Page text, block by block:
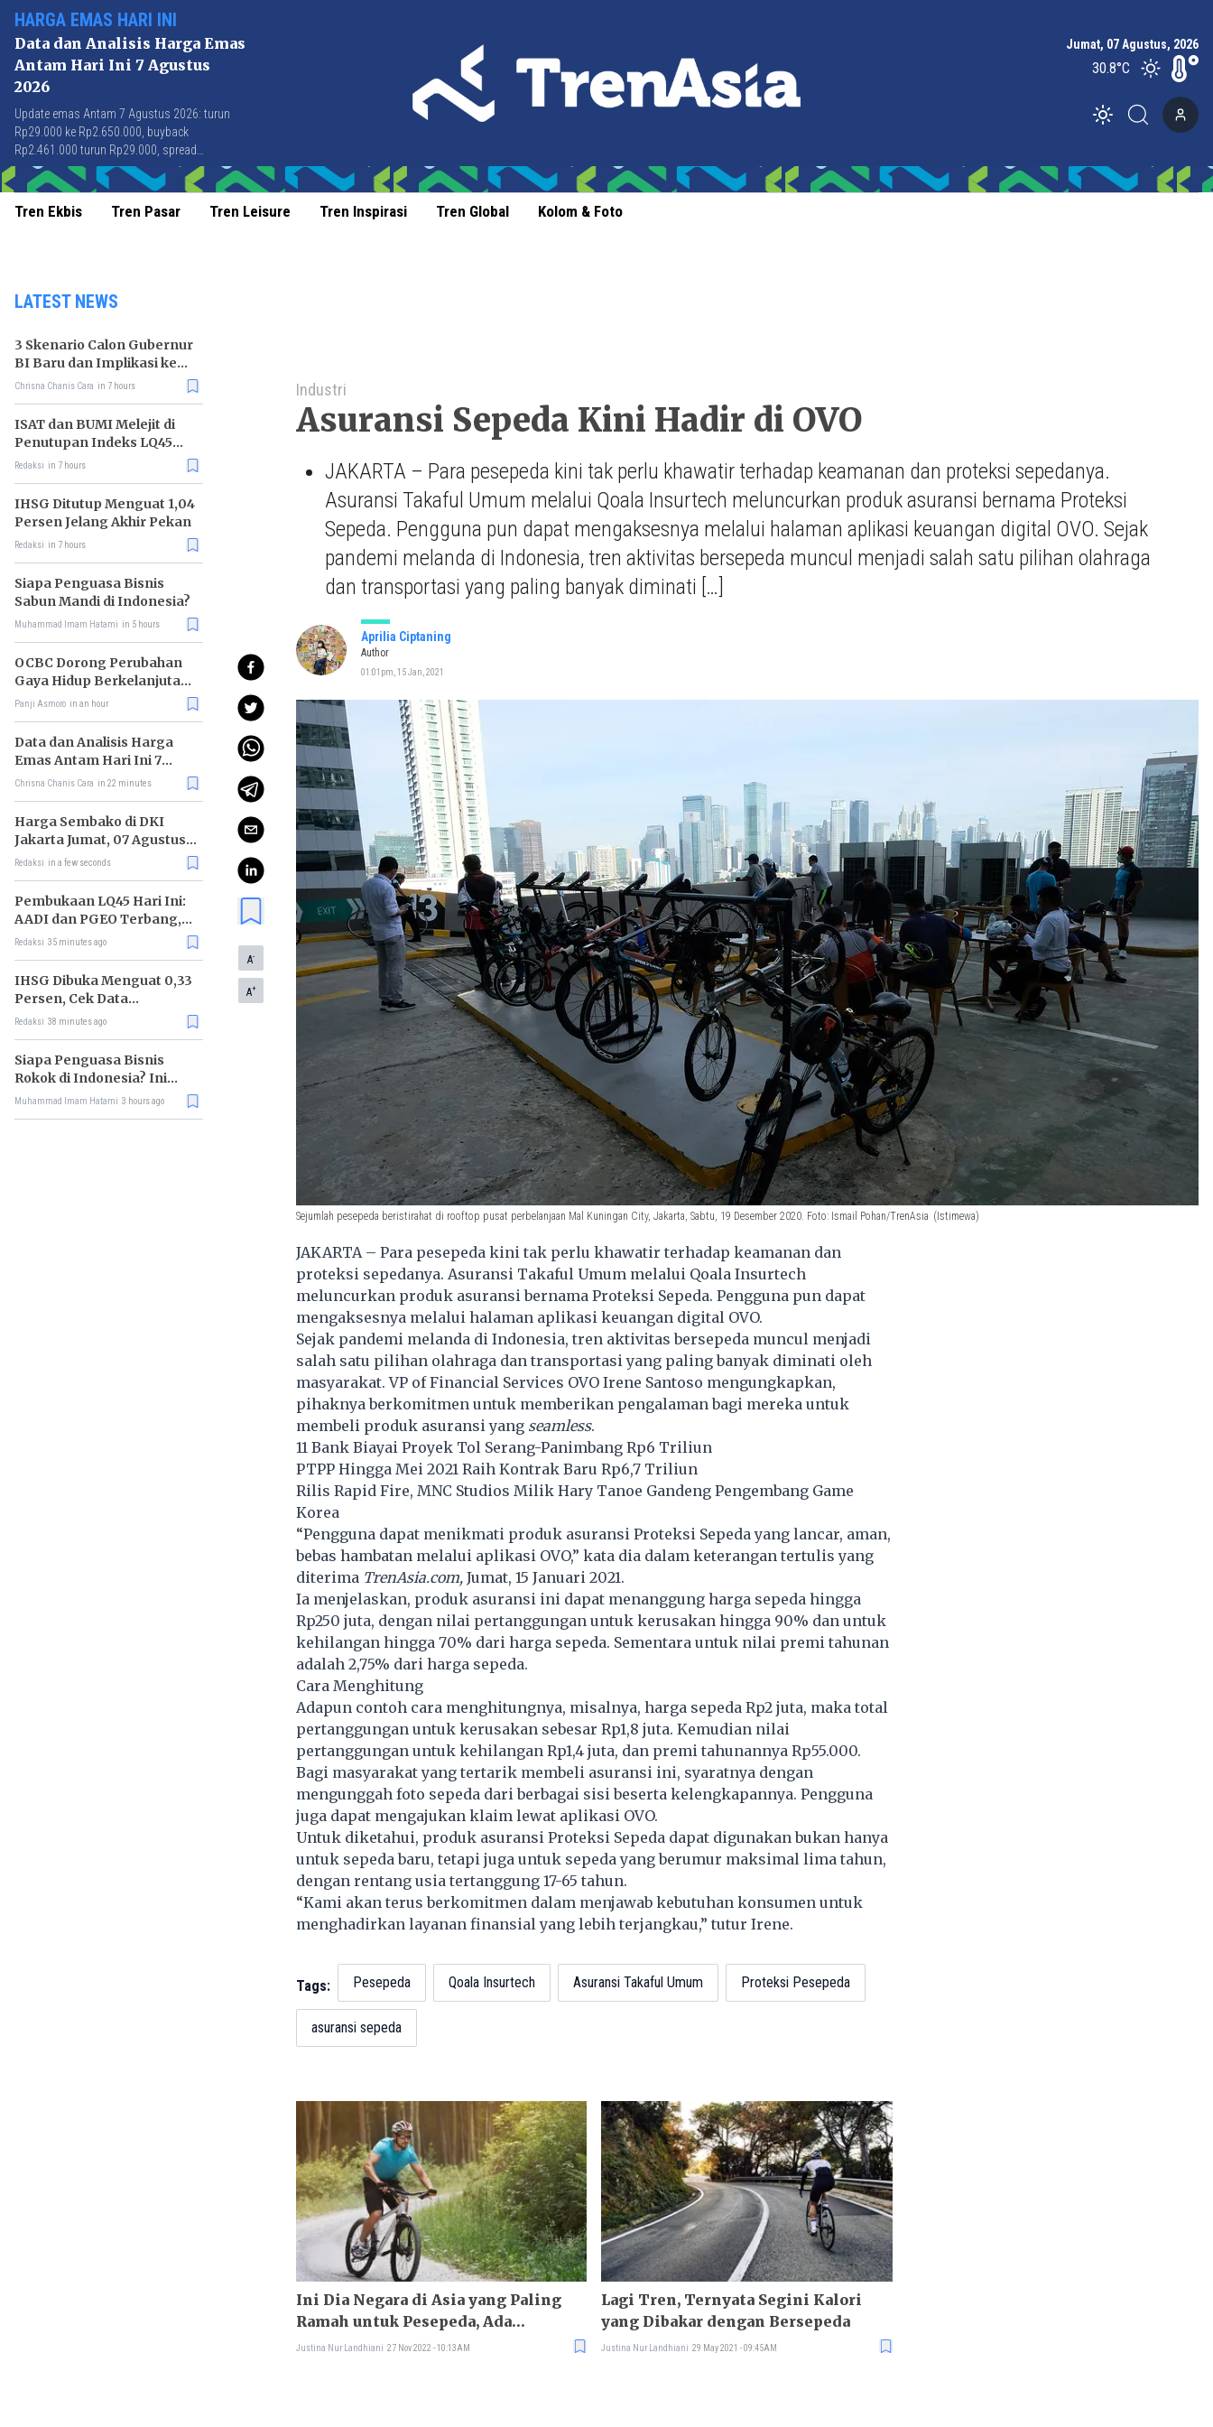
HARGA EMAS HARI INI
Data dan Analisis Harga Emas
Antam Hari Ini 7 Agustus
2026
Update emas Antam 7 Agustus 2026: turun
Rp29.000 ke Rp2.650.000, buyback
Rp2.461.000 turun Rp29.000, spread
Rp189.000 stabil di level terbaik sejak April
2026.
Jumat, 07 Agustus, 2026
30.8°C
Toggle theme
Tren Ekbis Tren Pasar Tren Leisure Tren Inspirasi Tren Global Kolom & Foto
LATEST NEWS
3 Skenario Calon Gubernur
BI Baru dan Implikasi ke
Pasar
Chrisna Chanis Cara in 7 hours
ISAT dan BUMI Melejit di
Penutupan Indeks LQ45
Hari Ini
Redaksi in 7 hours
IHSG Ditutup Menguat 1,04
Persen Jelang Akhir Pekan
Redaksi in 7 hours
Siapa Penguasa Bisnis
Sabun Mandi di Indonesia?
Muhammad Imam Hatami in 5 hours
OCBC Dorong Perubahan
Gaya Hidup Berkelanjutan
melalui Program RISE
Panji Asmoro in an hour
Data dan Analisis Harga
Emas Antam Hari Ini 7
Agustus 2026
Chrisna Chanis Cara in 22 minutes
Harga Sembako di DKI
Jakarta Jumat, 07 Agustus
2026, Daging Sapi Naik, Gas
Redaksi in a few seconds
Pembukaan LQ45 Hari Ini:
AADI dan PGEO Terbang,
HRTA Tiarap
Redaksi 35 minutes ago
IHSG Dibuka Menguat 0,33
Persen, Cek Data
Lengkapnya
Redaksi 38 minutes ago
Siapa Penguasa Bisnis
Rokok di Indonesia? Ini
Daftar Raja Industri
Muhammad Imam Hatami 3 hours ago
A-
A+
Industri
Asuransi Sepeda Kini Hadir di OVO
JAKARTA – Para pesepeda kini tak perlu khawatir terhadap keamanan dan proteksi sepedanya.
Asuransi Takaful Umum melalui Qoala Insurtech meluncurkan produk asuransi bernama Proteksi
Sepeda. Pengguna pun dapat mengaksesnya melalui halaman aplikasi keuangan digital OVO. Sejak
pandemi melanda di Indonesia, tren aktivitas bersepeda muncul menjadi salah satu pilihan olahraga
dan transportasi yang paling banyak diminati […]
Aprilia Ciptaning
Author
01:01pm, 15 Jan, 2021
Sejumlah pesepeda beristirahat di rooftop pusat perbelanjaan Mal Kuningan City, Jakarta, Sabtu, 19 Desember 2020. Foto: Ismail Pohan/TrenAsia (Istimewa)
JAKARTA – Para pesepeda kini tak perlu khawatir terhadap keamanan dan
proteksi sepedanya. Asuransi Takaful Umum melalui Qoala Insurtech
meluncurkan produk asuransi bernama Proteksi Sepeda. Pengguna pun dapat
mengaksesnya melalui halaman aplikasi keuangan digital OVO.
Sejak pandemi melanda di Indonesia, tren aktivitas bersepeda muncul menjadi
salah satu pilihan olahraga dan transportasi yang paling banyak diminati oleh
masyarakat. VP of Financial Services OVO Irene Santoso mengungkapkan,
pihaknya berkomitmen untuk memberikan pengalaman bagi mereka untuk
membeli produk asuransi yang seamless.
11 Bank Biayai Proyek Tol Serang-Panimbang Rp6 Triliun
PTPP Hingga Mei 2021 Raih Kontrak Baru Rp6,7 Triliun
Rilis Rapid Fire, MNC Studios Milik Hary Tanoe Gandeng Pengembang Game
Korea
“Pengguna dapat menikmati produk asuransi Proteksi Sepeda yang lancar, aman,
bebas hambatan melalui aplikasi OVO,” kata dia dalam keterangan tertulis yang
diterima TrenAsia.com, Jumat, 15 Januari 2021.
Ia menjelaskan, produk asuransi ini dapat menanggung harga sepeda hingga
Rp250 juta, dengan nilai pertanggungan untuk kerusakan hingga 90% dan untuk
kehilangan hingga 70% dari harga sepeda. Sementara untuk nilai premi tahunan
adalah 2,75% dari harga sepeda.
Cara Menghitung
Adapun contoh cara menghitungnya, misalnya, harga sepeda Rp2 juta, maka total
pertanggungan untuk kerusakan sebesar Rp1,8 juta. Kemudian nilai
pertanggungan untuk kehilangan Rp1,4 juta, dan premi tahunannya Rp55.000.
Bagi masyarakat yang tertarik membeli asuransi ini, syaratnya dengan
mengunggah foto sepeda dari berbagai sisi beserta kelengkapannya. Pengguna
juga dapat mengajukan klaim lewat aplikasi OVO.
Untuk diketahui, produk asuransi Proteksi Sepeda dapat digunakan bukan hanya
untuk sepeda baru, tetapi juga untuk sepeda yang berumur maksimal lima tahun,
dengan rentang usia tertanggung 17-65 tahun.
“Kami akan terus berkomitmen dalam menjawab kebutuhan konsumen untuk
menghadirkan layanan finansial yang lebih terjangkau,” tutur Irene.
Tags: Pesepeda Qoala Insurtech Asuransi Takaful Umum Proteksi Pesepeda
asuransi sepeda
Ini Dia Negara di Asia yang Paling
Ramah untuk Pesepeda, Ada
Indonesia?
Justina Nur Landhiani 27 Nov 2022 - 10:13AM
Lagi Tren, Ternyata Segini Kalori
yang Dibakar dengan Bersepeda
Justina Nur Landhiani 29 May 2021 - 09:45AM